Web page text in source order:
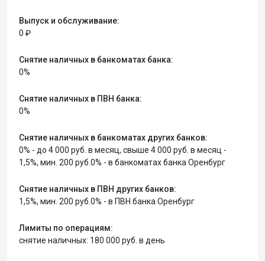
Выпуск и обслуживание:
0 ₽
Снятие наличных в банкоматах банка:
0%
Снятие наличных в ПВН банка:
0%
Снятие наличных в банкоматах других банков:
0% - до 4 000 руб. в месяц, свыше 4 000 руб. в месяц -
1,5%, мин. 200 руб.0% - в банкоматах банка Оренбург
Снятие наличных в ПВН других банков:
1,5%, мин. 200 руб.0% - в ПВН банка Оренбург
Лимиты по операциям:
снятие наличных: 180 000 руб. в день